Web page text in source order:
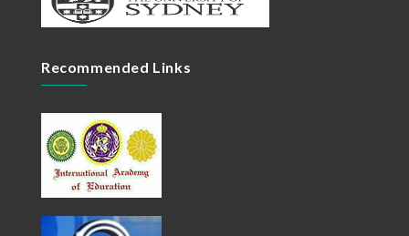
Recommended Links